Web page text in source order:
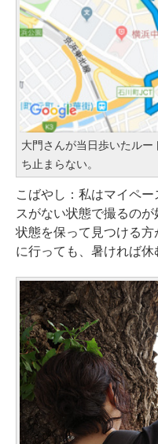
大門さんが当日歩いたル
ち止まらない。
こばやし：私はマイペ
スがない状態で撮るの
状態を保って見つける
に行っても、暑ければ休